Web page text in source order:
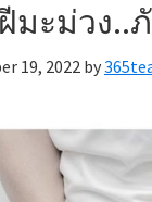
มะม่วง..
19, 2022 by